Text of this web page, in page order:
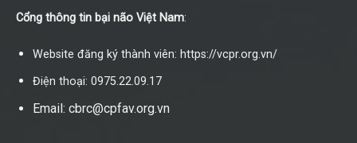
Cổng thông tin bại não Việt Nam:
Website đăng ký thành viên: https://vcpr.org.vn/
Điện thoại: 0975.22.09.17
Email: cbrc@cpfav.org.vn